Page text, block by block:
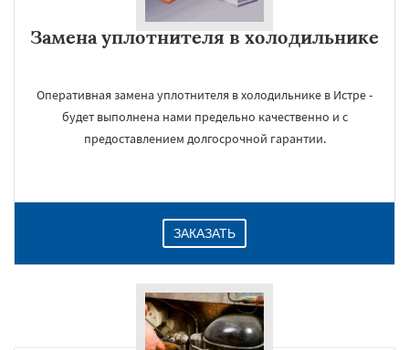
Замена уплотнителя в холодильнике
Оперативная замена уплотнителя в холодильнике в Истре -
будет выполнена нами предельно качественно и с
предоставлением долгосрочной гарантии.
ЗАКАЗАТЬ